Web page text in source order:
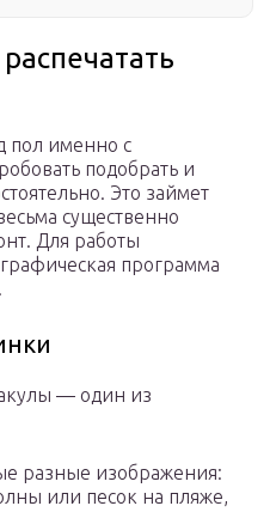
пол именно с
подобрать и
Это займет
существенно
Для работы
программа
— один из
разные изображения:
или песок на пляже,